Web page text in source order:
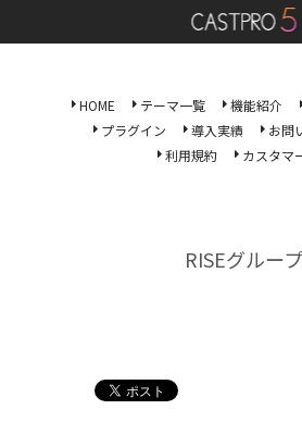
HOME テーマ一覧 機能紹介
プラグイン
導入実績 お問
利用規約
カスタマ
RISEグループ